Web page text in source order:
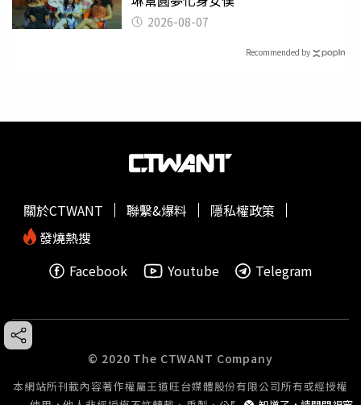
2026-08-07
Recommended by
關於CTWANT 聯繫&爆料
隱私權政策
發燒熱搜
Facebook
Youtube Telegram
© 2020 The CTWANT Company
本網站所刊載內容著作權屬王道旺台媒體股份有限公司所有或經授權